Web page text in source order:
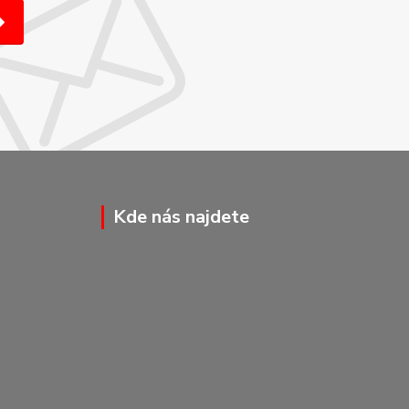
Kde nás najdete